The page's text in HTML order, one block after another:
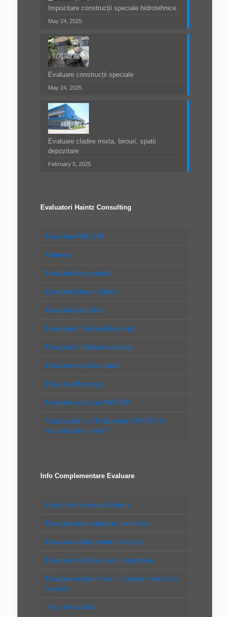
Impozitare construcții speciale hidrotehnice
May 24, 2025
Evaluare construcții speciale
May 24, 2025
Evaluare cladire mixta, birouri, spatii
depozitare
February 5, 2025
Evaluatori Haintz Consulting
Evaluatori ANEVAR
Parteneri
Evaluatori Intreprinderi
Evaluatori Bunuri Mobile
Evaluatori Imobiliari
Evaluatori imobiliari Bucureşti
Evaluatori imobiliari autorizaţi
Evaluator imobiliar expert
Evaluator Bucureşti
Evaluator autorizat ANEVAR
Când apelăm la “Evaluatorul EXPERT în
autovehicule rutiere”?
Info Complementare Evaluare
Constructii speciale Definitie
Evaluare teren intravilan, extravilan
Evaluare clădiri pentru impozitare
Evaluare imobiliara, auto, impozitare
Evaluare mijloace fixe – Evaluare constructii
speciale
Tipuri de evaluări